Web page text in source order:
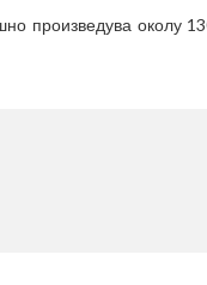
произведува околу